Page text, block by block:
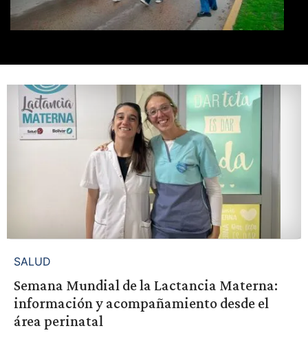
SALUD
Semana Mundial de la Lactancia Materna:
información y acompañamiento desde el
área perinatal